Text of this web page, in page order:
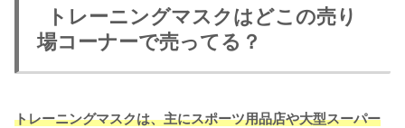
トレーニングマスクはどこの売り
場コーナーで売ってる？
トレーニングマスクは、主にスポーツ用品店や大型スーパー